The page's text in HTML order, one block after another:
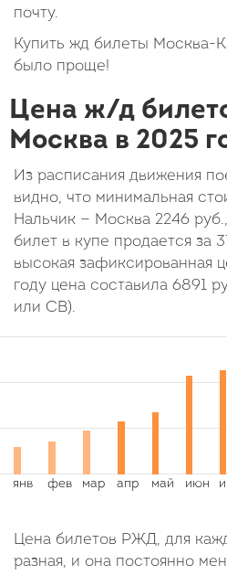
почту.
Купить жд билеты Москва-
было проще!
Цена ж/д
Москва в 2025
Из расписания движения
видно, что минимальная
Нальчик — Москва 2246 руб.
билет в купе продается за
высокая зафиксированная
году цена составила 6891
или СВ).
Цена билетов РЖД, для
разная, и она постоянно